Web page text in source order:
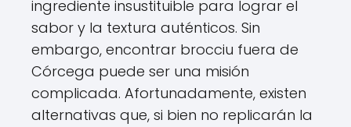
ingrediente insustituible para lograr el
sabor y la textura auténticos. Sin
embargo, encontrar brocciu fuera de
Córcega puede ser una misión
complicada. Afortunadamente, existen
alternativas que, si bien no replicarán la